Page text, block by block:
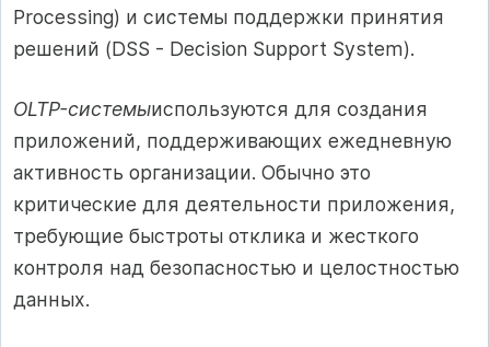
Processing) и системы поддержки принятия
решений (DSS - Decision Support System).
OLTP-системыиспользуются для создания
приложений, поддерживающих ежедневную
активность организации. Обычно это
критические для деятельности приложения,
требующие быстроты отклика и жесткого
контроля над безопасностью и целостностью
данных.